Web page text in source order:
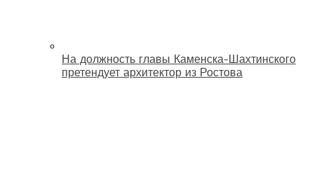
На должность главы Каменска-Шахтинского
претендует архитектор из Ростова